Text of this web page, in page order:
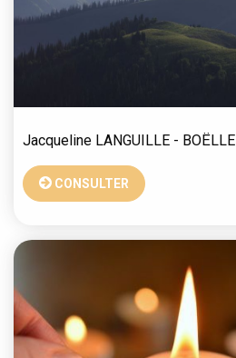
Jacqueline LANGUILLE - BOËLLE
CONSULTER